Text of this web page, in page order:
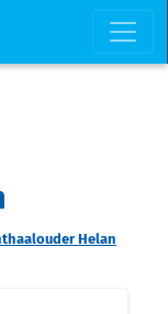
Helan